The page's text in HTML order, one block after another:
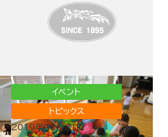
イベント
トピックス
2019年08月21日